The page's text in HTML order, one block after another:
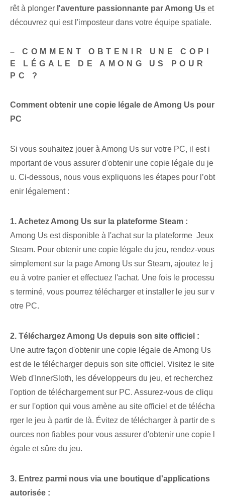
rêt à plonger l'aventure passionnante par Among Us et
découvrez qui est l'imposteur dans votre équipe spatiale.
– COMMENT OBTENIR UNE COPI
E LÉGALE DE AMONG US POUR
PC ?
Comment obtenir une copie légale de Among Us pour
PC
Si vous souhaitez jouer à Among Us sur votre PC, il est i
mportant de vous assurer d'obtenir une copie légale du je
u. Ci-dessous, nous vous expliquons les étapes pour l’obt
enir légalement :
1. Achetez Among Us sur la plateforme Steam :
Among Us est disponible à l'achat sur la plateforme ‍ Jeux
Steam. Pour obtenir une copie légale du jeu, rendez-vous
simplement sur la page Among Us sur Steam, ajoutez le j
eu à votre panier et effectuez l'achat. Une fois le processu
s terminé, vous pourrez télécharger et installer le jeu sur v
otre PC.
2. Téléchargez Among Us depuis son site officiel :
Une autre façon d'obtenir une copie légale de Among Us
est de le télécharger depuis son site officiel. Visitez le site
Web d'InnerSloth, les développeurs du jeu, et recherchez
l'option de téléchargement sur PC. Assurez-vous de⁤ cliqu
er⁢ sur l'option qui vous amène au site officiel et de télécha
rger⁣ le jeu à partir de là. Évitez de télécharger à partir de s
ources non fiables pour vous assurer d'obtenir une copie l
égale et sûre du jeu.
3. Entrez parmi nous via une boutique d'applications
autorisée :